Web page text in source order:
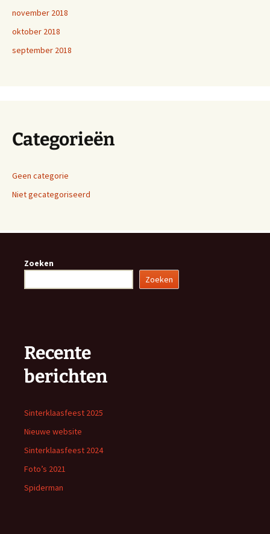
november 2018
oktober 2018
september 2018
Categorieën
Geen categorie
Niet gecategoriseerd
Zoeken
Zoeken
Recente
berichten
Sinterklaasfeest 2025
Nieuwe website
Sinterklaasfeest 2024
Foto’s 2021
Spiderman